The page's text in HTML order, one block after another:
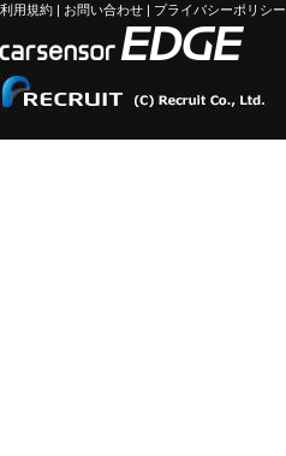
利用規約 | お問い合わせ | プライバシーポリシー